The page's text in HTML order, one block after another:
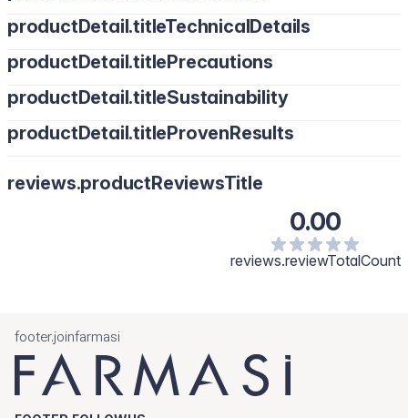
productDetail.titleTechnicalDetails
productDetail.titlePrecautions
productDetail.titleSustainability
productDetail.titleProvenResults
reviews.productReviewsTitle
0.00
reviews.reviewTotalCount
footer.joinfarmasi